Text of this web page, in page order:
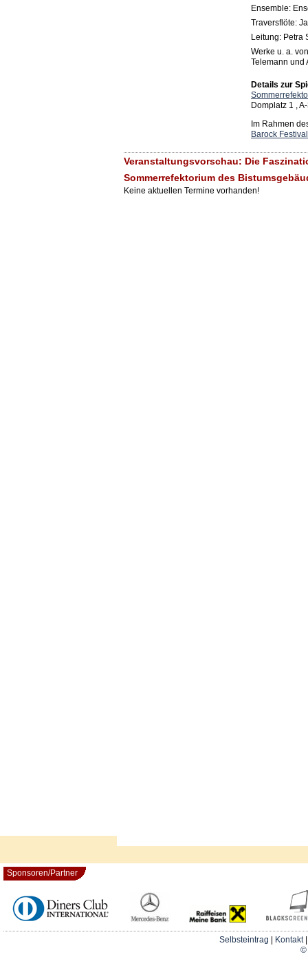
Ensemble:
Traversflöte:
Leitung: Petra
Werke u. a.
Telemann und
Details zur
Domplatz 1 ,
Im Rahmen
Barock
Veranstaltungsvorschau: Die
Sommerrefektorium des
Keine aktuellen Termine vorhanden!
Sponsoren/Partner
Selbsteintrag Kontakt
©